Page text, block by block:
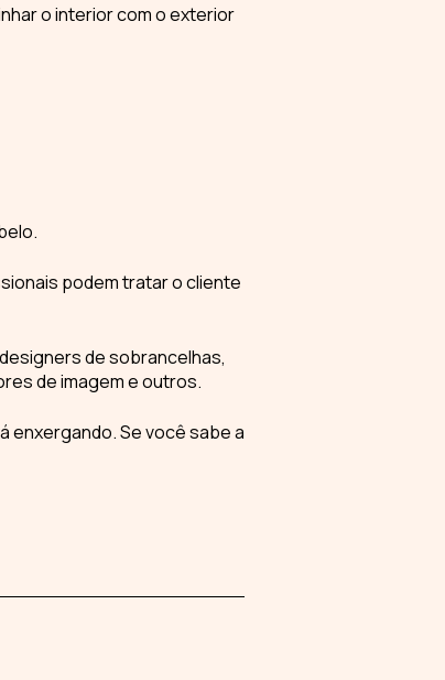
o interior com o exterior
podem tratar o cliente
de sobrancelhas,
de imagem e outros.
enxergando. Se você sabe a